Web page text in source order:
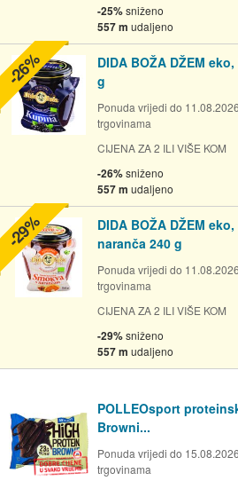
-25%sniženo
557 m udaljeno
DIDA BOŽA DŽEM
g
Ponuda vrijedi do
trgovinama
CIJENA ZA 2 ILI VIŠE KOM
-26%sniženo
557 m udaljeno
-26%
DIDA BOŽA DŽEM
naranča 240 g
Ponuda vrijedi do
trgovinama
CIJENA ZA 2 ILI VIŠE KOM
-29%sniženo
557 m udaljeno
-29%
POLLEOsport
Browni...
Ponuda vrijedi do
trgovinama